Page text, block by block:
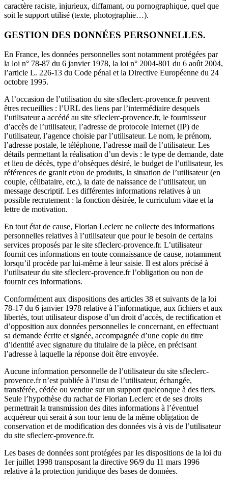
caractère raciste, injurieux, diffamant, ou pornographique, quel que
soit le support utilisé (texte, photographie…).
GESTION DES DONNÉES PERSONNELLES.
En France, les données personnelles sont notamment protégées par
la loi n° 78-87 du 6 janvier 1978, la loi n° 2004-801 du 6 août 2004,
l’article L. 226-13 du Code pénal et la Directive Européenne du 24
octobre 1995.
A l’occasion de l’utilisation du site sfleclerc-provence.fr peuvent
êtres recueillies : l’URL des liens par l’intermédiaire desquels
l’utilisateur a accédé au site sfleclerc-provence.fr, le fournisseur
d’accès de l’utilisateur, l’adresse de protocole Internet (IP) de
l’utilisateur, l’agence choisie par l’utilisateur. Le nom, le prénom,
l’adresse postale, le téléphone, l’adresse mail de l’utilisateur. Les
détails permettant la réalisation d’un devis : le type de demande, date
et lieu de décès, type d’obsèques désiré, le budget de l’utilisateur, les
références de granit et/ou de produits, la situation de l’utilisateur (en
couple, célibataire, etc.), la date de naissance de l’utilisateur, un
message descriptif. Les différentes informations relatives à un
possible recrutement : la fonction désirée, le curriculum vitae et la
lettre de motivation.
En tout état de cause, Florian Leclerc ne collecte des informations
personnelles relatives à l’utilisateur que pour le besoin de certains
services proposés par le site sfleclerc-provence.fr. L’utilisateur
fournit ces informations en toute connaissance de cause, notamment
lorsqu’il procède par lui-même à leur saisie. Il est alors précisé à
l’utilisateur du site sfleclerc-provence.fr l’obligation ou non de
fournir ces informations.
Conformément aux dispositions des articles 38 et suivants de la loi
78-17 du 6 janvier 1978 relative à l’informatique, aux fichiers et aux
libertés, tout utilisateur dispose d’un droit d’accès, de rectification et
d’opposition aux données personnelles le concernant, en effectuant
sa demande écrite et signée, accompagnée d’une copie du titre
d’identité avec signature du titulaire de la pièce, en précisant
l’adresse à laquelle la réponse doit être envoyée.
Aucune information personnelle de l’utilisateur du site sfleclerc-
provence.fr n’est publiée à l’insu de l’utilisateur, échangée,
transférée, cédée ou vendue sur un support quelconque à des tiers.
Seule l’hypothèse du rachat de Florian Leclerc et de ses droits
permettrait la transmission des dites informations à l’éventuel
acquéreur qui serait à son tour tenu de la même obligation de
conservation et de modification des données vis à vis de l’utilisateur
du site sfleclerc-provence.fr.
Les bases de données sont protégées par les dispositions de la loi du
1er juillet 1998 transposant la directive 96/9 du 11 mars 1996
relative à la protection juridique des bases de données.